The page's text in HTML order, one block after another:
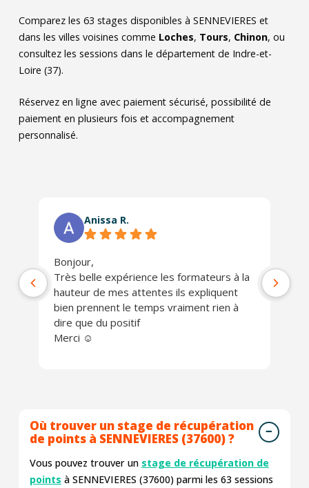
Comparez les 63 stages disponibles à SENNEVIERES et
dans les villes voisines comme Loches, Tours, Chinon, ou
consultez les sessions dans le département de Indre-et-
Loire (37).
Réservez en ligne avec paiement sécurisé, possibilité de
paiement en plusieurs fois et accompagnement
personnalisé.
Anissa R.
Bonjour,
Très belle expérience les formateurs à la
hauteur de mes attentes ils expliquent
bien prennent le temps vraiment rien à
dire que du positif
Merci ☺️
Où trouver un stage de récupération
de points à SENNEVIERES (37600) ?
Vous pouvez trouver un stage de récupération de
points à SENNEVIERES (37600) parmi les 63 sessions